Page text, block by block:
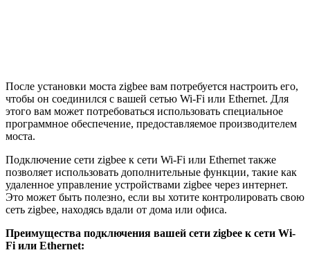
После установки моста zigbee вам потребуется настроить его,
чтобы он соединился с вашей сетью Wi-Fi или Ethernet. Для
этого вам может потребоваться использовать специальное
программное обеспечение, предоставляемое производителем
моста.
Подключение сети zigbee к сети Wi-Fi или Ethernet также
позволяет использовать дополнительные функции, такие как
удаленное управление устройствами zigbee через интернет.
Это может быть полезно, если вы хотите контролировать свою
сеть zigbee, находясь вдали от дома или офиса.
Преимущества подключения вашей сети zigbee к сети Wi-
Fi или Ethernet: